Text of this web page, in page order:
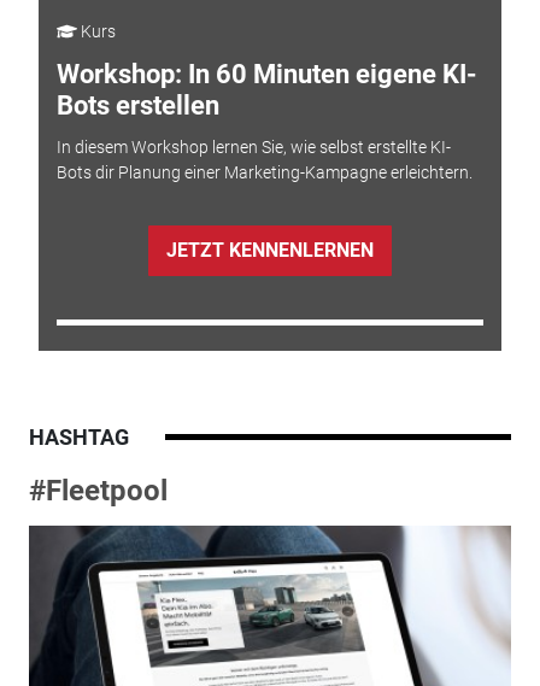
Kurs
Workshop: In 60 Minuten eigene KI-
Bots erstellen
In diesem Workshop lernen Sie, wie selbst erstellte KI-
Bots dir Planung einer Marketing-Kampagne erleichtern.
JETZT KENNENLERNEN
HASHTAG
#Fleetpool